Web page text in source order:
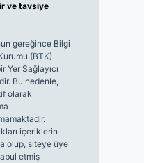
ve tavsiye
gereğince Bilgi
(BTK)
Yer Sağlayıcı
Bu nedenle,
olarak
içeriklerin
olup, siteye üye
etmiş